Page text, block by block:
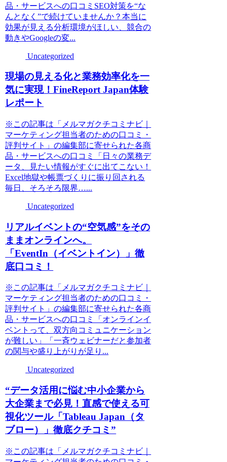
品・サービスへの口コミSEO対策を“な
んとなく”で続けていませんか？本当に
効果が見える分析環境がほしい、競合の
動きやGoogleの変...
Uncategorized
現場の見える化と業務効率化を一
気に実現！FineReport Japan体験
レポート
※この記事は「メルマガクチコミナビ｜
マーケティング担当者のための口コミ・
評判サイト」の編集部に寄せられた各商
品・サービスへの口コミ「日々の業務デ
ータ、見たい情報がすぐに出てこない！
Excel地獄や帳票づくりに振り回される
毎日、そろそろ限界…...
Uncategorized
リアルイベントの“空気感”をその
ままオンラインへ。
「EventIn（イベントイン）」徹
底口コミ！
※この記事は「メルマガクチコミナビ｜
マーケティング担当者のための口コミ・
評判サイト」の編集部に寄せられた各商
品・サービスへの口コミ「オンラインイ
ベントって、双方向コミュニケーション
が難しい」「一斉ウェビナーだと参加者
の関与や盛り上がりが足り...
Uncategorized
“データ活用に悩む中小企業から
大企業まで必見！直感で使える可
視化ツール「Tableau Japan（タ
ブロー）」徹底クチコミ”
※この記事は「メルマガクチコミナビ｜